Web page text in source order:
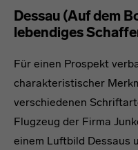
Dessau (Auf dem
lebendiges
Für einen Prospekt
charakteristischer
verschiedenen
Flugzeug der Firma
einem Luftbild Dessaus